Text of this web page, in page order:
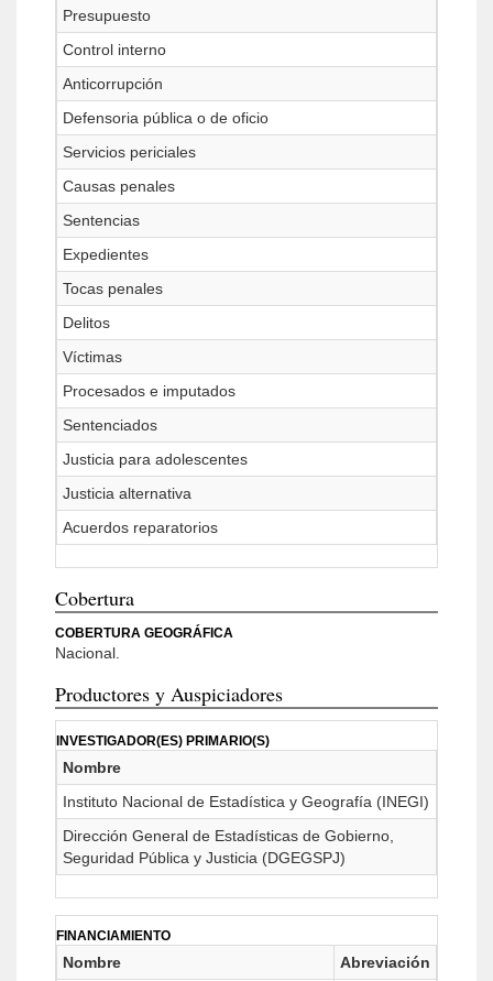
Presupuesto
Control interno
Anticorrupción
Defensoria pública o de oficio
Servicios periciales
Causas penales
Sentencias
Expedientes
Tocas penales
Delitos
Víctimas
Procesados e imputados
Sentenciados
Justicia para adolescentes
Justicia alternativa
Acuerdos reparatorios
Cobertura
COBERTURA GEOGRÁFICA
Nacional.
Productores y Auspiciadores
INVESTIGADOR(ES) PRIMARIO(S)
Nombre
Instituto Nacional de Estadística y Geografía (INEGI)
Dirección General de Estadísticas de Gobierno,
Seguridad Pública y Justicia (DGEGSPJ)
FINANCIAMIENTO
Nombre
Abreviación